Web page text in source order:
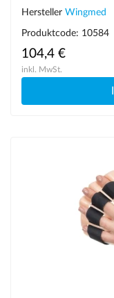
Hersteller Wingmed
Produktcode: 10584
104,4 €
inkl. MwSt.